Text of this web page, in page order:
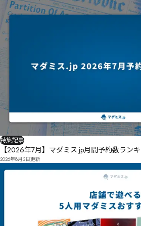
特集記事
【2026年7月】マダミス.jp月間予約数ラン
2026年8月3日更新